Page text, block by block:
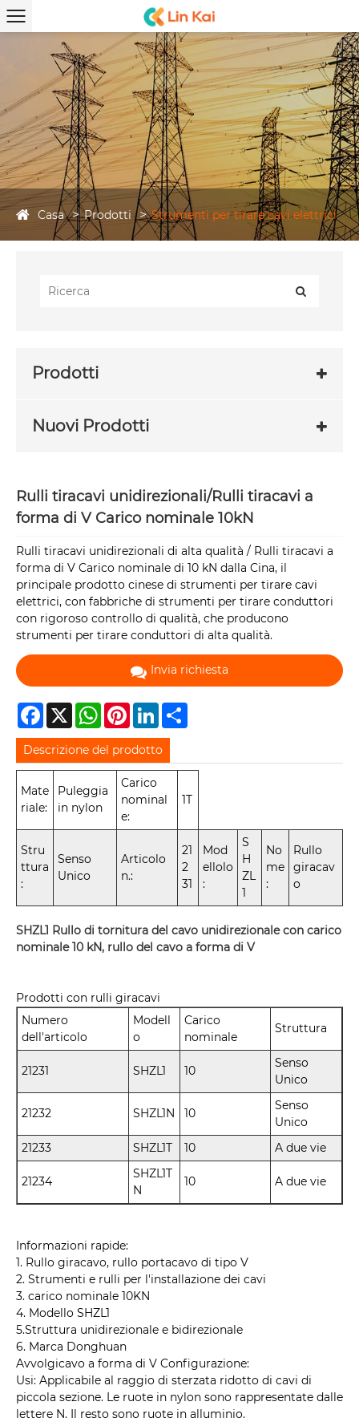
Casa Prodotti Strumenti per tirare cavi elettrici
Prodotti
Nuovi Prodotti
Rulli tiracavi unidirezionali/Rulli tiracavi a
forma di V Carico nominale 10kN
Rulli tiracavi unidirezionali di alta qualità / Rulli tiracavi a
forma di V Carico nominale di 10 kN dalla Cina, il
principale prodotto cinese di strumenti per tirare cavi
elettrici, con fabbriche di strumenti per tirare conduttori
con rigoroso controllo di qualità, che producono
strumenti per tirare conduttori di alta qualità.
Invia richiesta
Facebook
X WhatsAppPinterestLinkedIn
Descrizione del prodotto
Mate
riale:
Puleggia
in nylon
Carico
nominal
e:
1T
Stru
ttura
:
Senso
Unico
Articolo
n.:
21
2
31
Mod
ellolo
:
S
H
ZL
1
No
me
:
Rullo
giracav
o
SHZL1 Rullo di tornitura del cavo unidirezionale con carico
nominale 10 kN, rullo del cavo a forma di V
Prodotti con rulli giracavi
Numero
dell'articolo
Modell
o
Carico
nominale
Struttura
21231 SHZL1 10
Senso
Unico
21232 SHZL1N 10
Senso
Unico
21233
SHZL1T 10 A due vie
21234
SHZL1T
N
10 A due vie
Informazioni rapide:
1. Rullo giracavo, rullo portacavo di tipo V
2. Strumenti e rulli per l'installazione dei cavi
3. carico nominale 10KN
4. Modello SHZL1
5.Struttura unidirezionale e bidirezionale
6. Marca Donghuan
Avvolgicavo a forma di V Configurazione:
Usi: Applicabile al raggio di sterzata ridotto di cavi di
piccola sezione. Le ruote in nylon sono rappresentate dalle
lettere N. Il resto sono ruote in alluminio.